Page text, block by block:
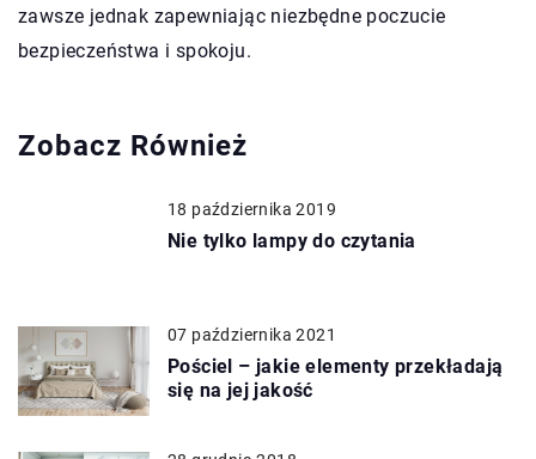
zawsze jednak zapewniając niezbędne poczucie
bezpieczeństwa i spokoju.
Zobacz Również
18 października 2019
Nie tylko lampy do czytania
07 października 2021
Pościel – jakie elementy przekładają
się na jej jakość